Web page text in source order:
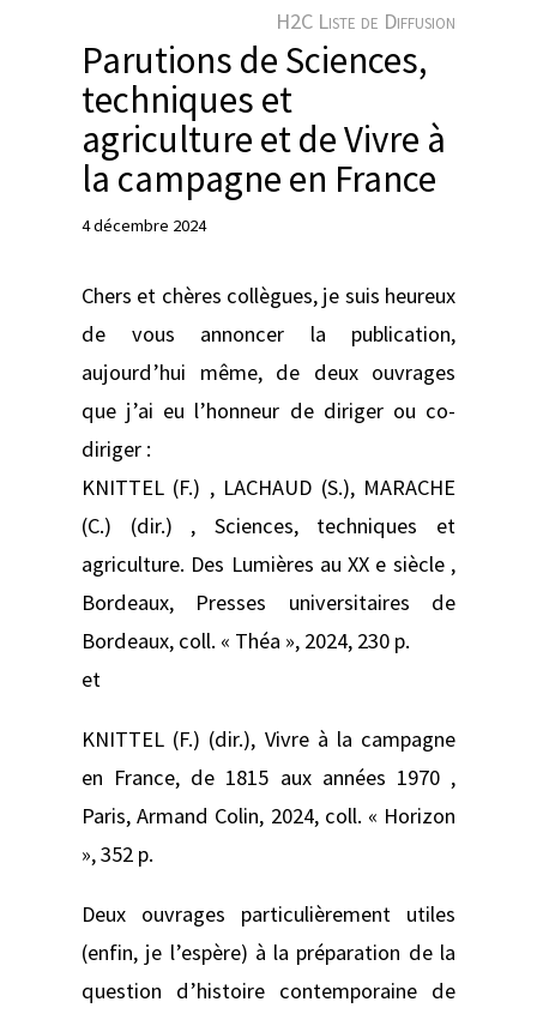
H2C Liste de Diffusion
Parutions de Sciences,
techniques et
agriculture et de Vivre à
la campagne en France
4 décembre 2024
Chers et chères collègues, je suis heureux
de vous annoncer la publication,
aujourd’hui même, de deux ouvrages
que j’ai eu l’honneur de diriger ou co-
diriger :
KNITTEL (F.) , LACHAUD (S.), MARACHE
(C.) (dir.) , Sciences, techniques et
agriculture. Des Lumières au XX e siècle ,
Bordeaux, Presses universitaires de
Bordeaux, coll. « Théa », 2024, 230 p.
et
KNITTEL (F.) (dir.), Vivre à la campagne
en France, de 1815 aux années 1970 ,
Paris, Armand Colin, 2024, coll. « Horizon
», 352 p.
Deux ouvrages particulièrement utiles
(enfin, je l’espère) à la préparation de la
question d’histoire contemporaine de